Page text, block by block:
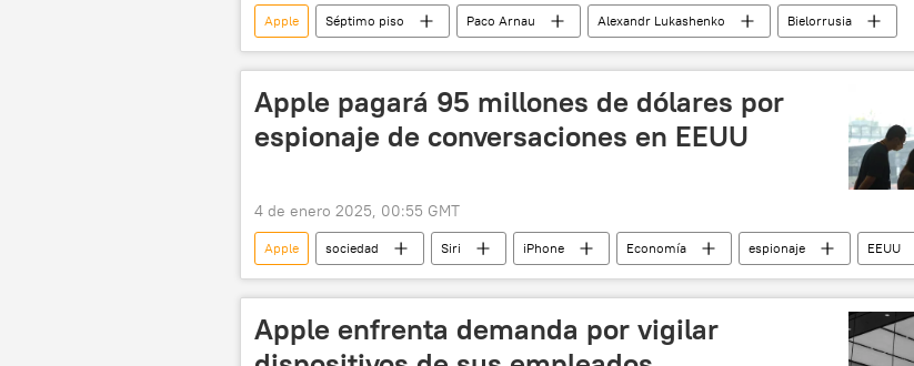
Apple Séptimo piso Paco Arnau Alexandr Lukashenko
Bielorrusia
Occidente
China OpenAI Microsoft Oreshnik
ChatGPT
Apple pagará 95 millones de dólares por
espionaje de conversaciones en EEUU
4 de enero 2025, 00:55 GMT
Apple sociedad Siri iPhone Economía espionaje EEUU
Apple enfrenta demanda por vigilar